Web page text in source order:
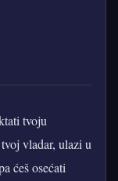
tvoju
vladar, ulazi u
ćeš osećati